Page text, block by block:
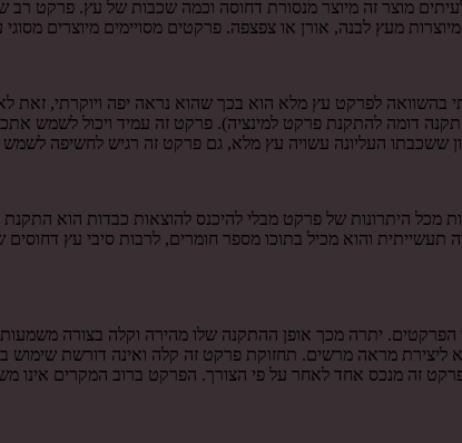
לעיתים מוצר זה מיוצר מנסורת דחוסה וכמה שכבות של עץ.
מעץ לבנה, אורן או צפצפה. פרקטים מסויימים מיוצרים
בהשוואה לפרקט עץ מלא הוא בכך שהוא נראה יפה ויוקרתי, זאת
דומה להתקנת פרקט למינציה). פרקט זה עמיד ויכול לשמש
ששכבתו העליונה עשויה עץ מלא, גם פרקט זה רגיש לחשיפה לשמש
מכל היתרונות של פרקט מבלי להיכנס להוצאות כבדות הוא
תעשייתית והוא מכיל בתוכו מספר חומרים, לרבות סיבי עץ
הפרקטים. יתרה מכך אופן ההתקנה שלו מהירה וקלה בצורה
ליצירת מראה מרשים. תחזוקת פרקט זה קלה ואינה דורשת שימוש
זה מנכס אחד לאחר על פי הצורך. הפרקט ברוב המקרים אינו